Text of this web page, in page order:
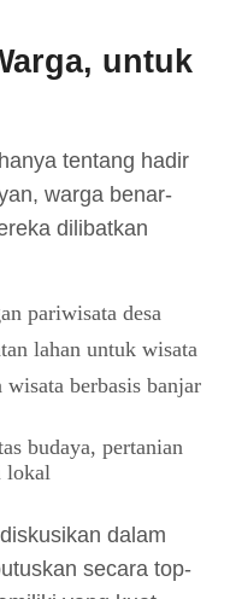
untuk
tentang hadir
warga benar-
dilibatkan
pariwisata desa
lahan untuk wisata
berbasis banjar
budaya, pertanian
lokal
dalam
secara top-